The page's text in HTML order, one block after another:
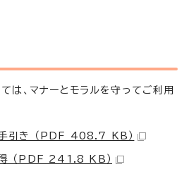
は、マナーとモラルを守ってご利用
引き （PDF 408.7 KB）
（PDF 241.8 KB）